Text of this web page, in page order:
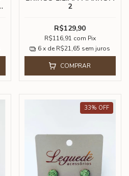
2
R$129,90
R$116,91 com Pix
6 x de R$21,65 sem juros
COMPRAR
33% OFF